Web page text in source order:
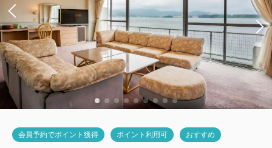
税・サービス料込
会員価格 39,520 円~
名1室
税・サービス料込
合計 41,600円~
Wi-Fiあり（無料）
詳細 日付を選択
会員予約でポイント獲得 ポイント利用可 おすすめ